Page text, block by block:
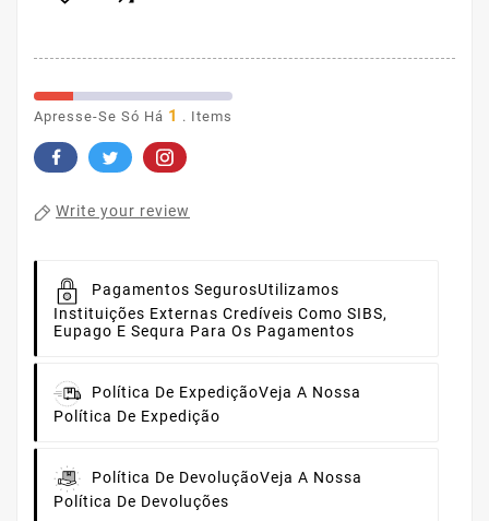
Apresse-Se Só Há 1 . Items
Write your review
Pagamentos SegurosUtilizamos
Instituições Externas Credíveis Como SIBS,
Eupago E Sequra Para Os Pagamentos
Política De ExpediçãoVeja A Nossa
Política De Expedição
Política De DevoluçãoVeja A Nossa
Política De Devoluções